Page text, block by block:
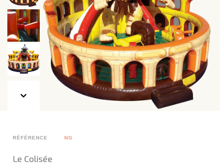
RÉFÉRENCE NG
Le Colisée